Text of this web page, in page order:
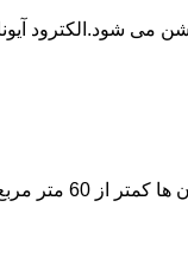
نصب وسایل گاز